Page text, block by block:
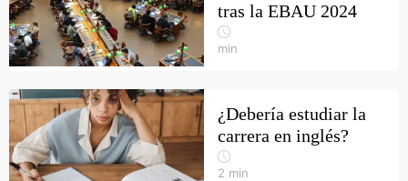
tras la EBAU 2024
min
¿Debería estudiar la
carrera en inglés?
2 min